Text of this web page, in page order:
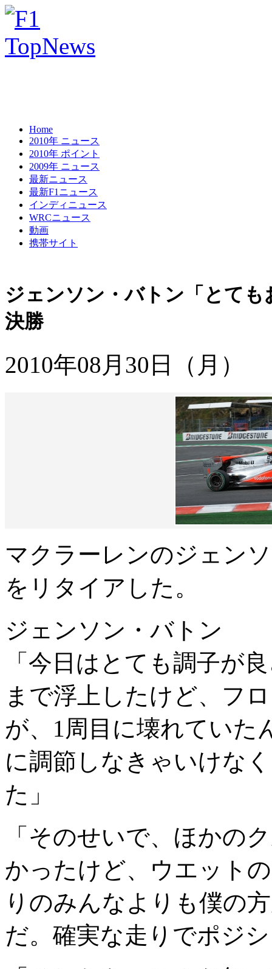
Home
2010年 ニュース
2010年 ポイント
2009年 ニュース
最新ニュース
最新F1ニュース
インディニュース
WRCニュース
動画
携帯サイト
ジェンソン・バトン「とて
決勝
2010年08月30日（月）
マクラーレンのジェン
をリタイアした。
ジェンソン・バトン
「今日はとても調子が
まで浮上したけど、フ
が、1周目に壊れていた
に調節しなきゃいけな
た」
「そのせいで、ほかの
かったけど、ウエット
りのみんなよりも僕の
だ。確実な走りでポジ